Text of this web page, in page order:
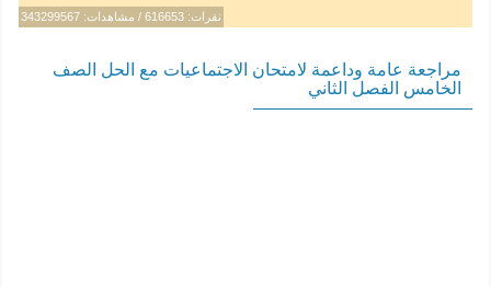
نقرات: 616653 / مشاهدات: 343299567
مراجعة عامة وداعمة لامتحان الاجتماعيات مع الحل الصف
الخامس الفصل الثاني